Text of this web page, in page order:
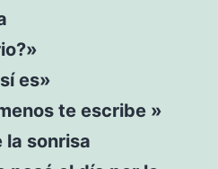
es»
te escribe »
la sonrisa